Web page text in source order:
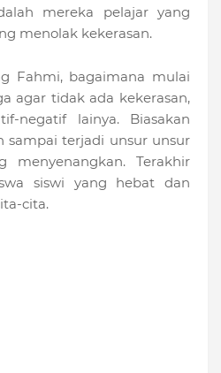
mereka pelajar yang
menolak kekerasan.
Fahmi, bagaimana mulai
agar tidak ada kekerasan,
negatif lainya. Biasakan
sampai terjadi unsur unsur
menyenangkan. Terakhir
siswi yang hebat dan
cita.